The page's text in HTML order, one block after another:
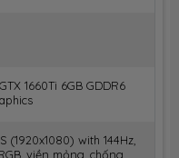
1660Ti 6GB GDDR6
(1920x1080) with 144Hz,
viền mỏng, chống